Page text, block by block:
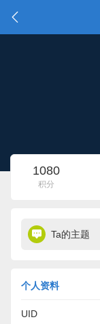
1080
积分
Ta的主题
个人资料
UID